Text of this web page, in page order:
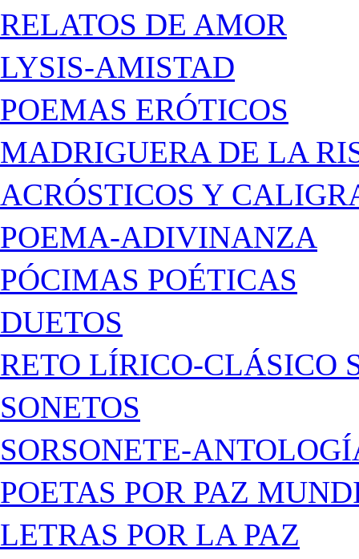
RELATOS DE AMOR
LYSIS-AMISTAD
POEMAS ERÓTICOS
MADRIGUERA DE LA
ACRÓSTICOS Y
POEMA-ADIVINANZA
PÓCIMAS POÉTICAS
DUETOS
RETO LÍRICO-CLÁSICO
SONETOS
SORSONETE-
POETAS POR PAZ
LETRAS POR LA PAZ